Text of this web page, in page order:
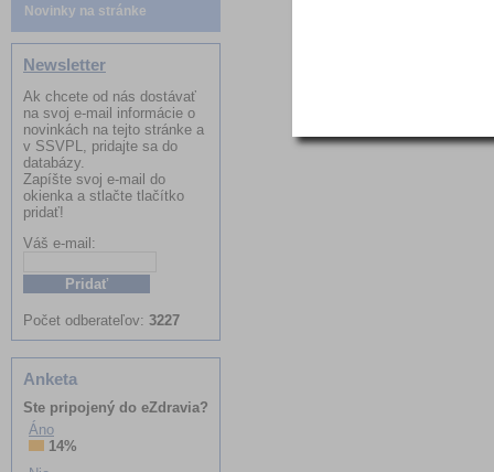
Novinky na stránke
Newsletter
Ak chcete od nás dostávať
na svoj e-mail informácie o
novinkách na tejto stránke a
v SSVPL, pridajte sa do
databázy.
Zapíšte svoj e-mail do
okienka a stlačte tlačítko
pridať!
Váš e-mail:
Počet odberateľov: 3227
Anketa
Ste pripojený do eZdravia?
Áno
14%